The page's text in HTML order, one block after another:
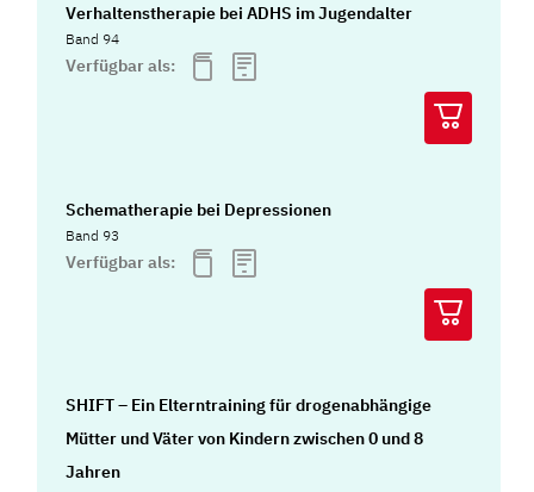
Verhaltenstherapie bei ADHS im Jugendalter
Band 94
Verfügbar als:
Schematherapie bei Depressionen
Band 93
Verfügbar als:
SHIFT – Ein Elterntraining für drogenabhängige
Mütter und Väter von Kindern zwischen 0 und 8
Jahren